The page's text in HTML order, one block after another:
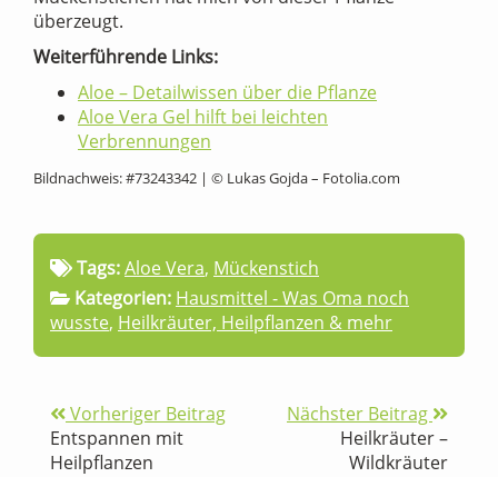
überzeugt.
Weiterführende Links:
Aloe – Detailwissen über die Pflanze
Aloe Vera Gel hilft bei leichten
Verbrennungen
Bildnachweis: #73243342 | © Lukas Gojda – Fotolia.com
Tags:Aloe Vera, Mückenstich
Kategorien: Hausmittel - Was Oma noch
wusste, Heilkräuter, Heilpflanzen & mehr
Vorheriger Beitrag
Entspannen mit
Heilpflanzen
Nächster Beitrag
Heilkräuter –
Wildkräuter